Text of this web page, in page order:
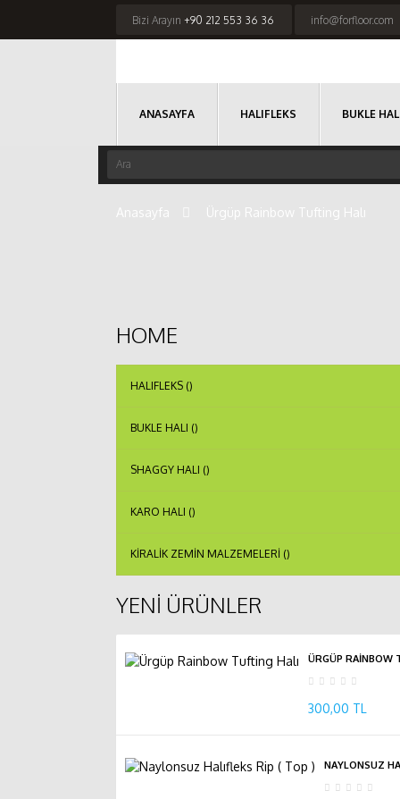
Bizi Arayın +90 212 553 36 36 info@forfloor.com
ANASAYFA HALIFLEKS BUKLE
Anasayfa Ürgüp Rainbow Tufting Halı
HOME
HALIFLEKS ()
BUKLE HALI ()
SHAGGY HALI ()
KARO HALI ()
KIRALIK ZEMIN MALZEMELERI ()
YENI ÜRÜNLER
ÜRGÜP RAINBOW
300,00 TL
NAYLONSUZ